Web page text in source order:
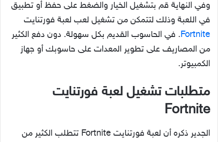
وفي النهاية قم بتشغيل الخيار والضغط على حفظ أو تطبيق
في اللعبة وذلك لتتمكن من تشغيل لعب لعبة فورتنايت
Fortnite. في الحاسوب القديم بكل سهولة. دون دفع الكثير
من المصاريف على تطوير المعدات على حاسوبك أو جهاز
الكمبيوتر.
متطلبات تشغيل لعبة فورتنايت
Fortnite
الجدير ذكره أن لعبة فورتنايت Fortnite تتطلب الكثير من